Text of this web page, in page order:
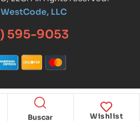
Wishlist
WestCode, LLC
595-9053